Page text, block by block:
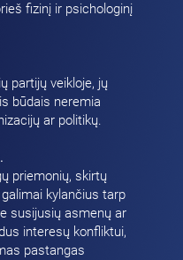
fizinį ir psichologinį
partijų veikloje, jų
būdais neremia
ar politikų.
priemonių, skirtų
kylančius tarp
susijusių asmenų ar
interesų konfliktui,
pastangas